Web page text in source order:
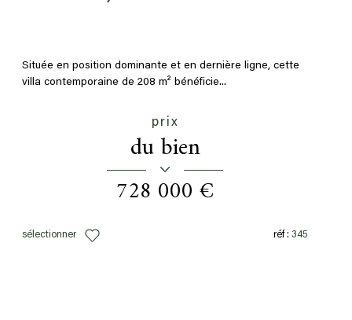
Située en position dominante et en dernière ligne, cette
villa contemporaine de 208 m² bénéficie...
prix
du bien
728 000 €
sélectionner réf : 345